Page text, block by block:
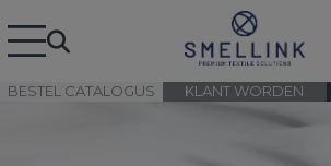
BESTEL CATALOGUS KLANT WORDEN